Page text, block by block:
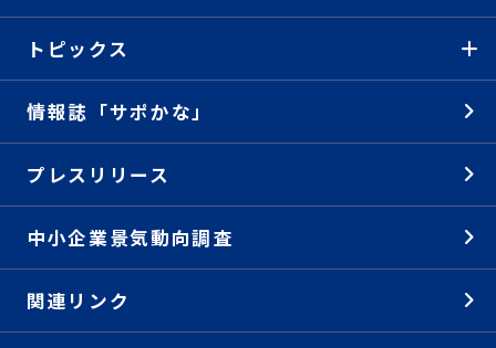
トピックス
情報誌「サポかな」
プレスリリース
中小企業景気動向調査
関連リンク